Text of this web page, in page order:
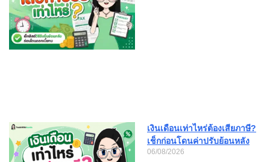
เงินเดือนเท่าไหร่ต้องเสียภาษี?
เช็กก่อนโดนค่าปรับย้อนหลัง
06/08/2026